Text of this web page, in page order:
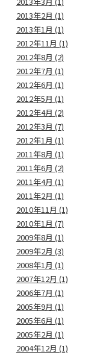
2013年2月 (1)
2013年1月 (1)
2012年11月 (1)
2012年8月 (2)
2012年7月 (1)
2012年6月 (1)
2012年5月 (1)
2012年4月 (2)
2012年3月 (7)
2012年1月 (1)
2011年8月 (1)
2011年6月 (2)
2011年4月 (1)
2011年2月 (1)
2010年11月 (1)
2010年1月 (7)
2009年8月 (1)
2009年2月 (3)
2008年1月 (1)
2007年12月 (1)
2006年7月 (1)
2005年9月 (1)
2005年6月 (1)
2005年2月 (1)
2004年12月 (1)